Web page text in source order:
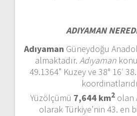
ADIYAMAN
Adıyaman Güneydoğu
almaktadır. Adıyaman
49.1364” Kuzey ve 38° 16′
Yüzölçümü 7,644 km2 olan
olarak Türkiye’nin 43. en